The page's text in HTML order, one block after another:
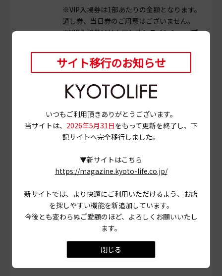
※VIP入場券は1部あたりの金額となります。
通し券、当日券のご用意はございません。
※VIP入場券はリカマンオンラインショップ
一部取り扱いしている店舗もございますの
で、スタッフまでお声掛けください。
(10ml)までとさせていただきます。
公式サイト：https://likaman.co.jp/event/
whisky-messe/
m/LMWhiskymesse
公式X（旧Twitter）：https://twitter.com/
公式 Instagram：https://www.instagram.
com/lm_whiskymesse/
サイト移行のお知らせ
いつもご利用頂きありがとうございます。
当サイトは、 2026年5月31日をもって更新を終了し、下
記サイトへ完全移行しました。
▼新サイトはこちら
https://magazine.kyoto-life.co.jp/
新サイトでは、より快適にご利用いただけるよう、お店
を探しやすい機能を新追加しています。
今後とも変わらぬご愛顧のほど、よろしくお願いいたし
ます。
閉じる